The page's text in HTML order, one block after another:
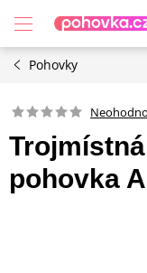
obsah
Pohovky
pohovka